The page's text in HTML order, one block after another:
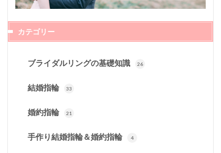
カテゴリー
ブライダルリングの基礎知識 26
結婚指輪 33
婚約指輪 21
手作り結婚指輪＆婚約指輪 4